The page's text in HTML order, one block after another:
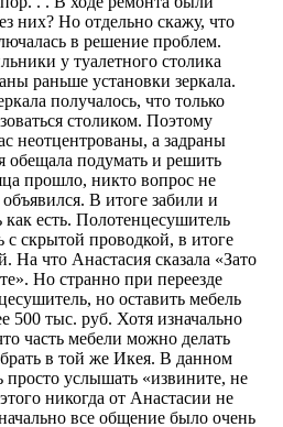
них? Но отдельно скажу, что
в решение проблем.
у туалетного столика
раньше установки зеркала.
получалось, что только
столиком. Поэтому
неотцентрованы, а задраны
обещала подумать и решить
прошло, никто вопрос не
В итоге забили и
есть. Полотенцесушитель
скрытой проводкой, в итоге
На что Анастасия сказала «Зато
Но странно при переезде
но оставить мебель
500 тыс. руб. Хотя изначально
часть мебели можно делать
в той же Икея. В данном
просто услышать «извините, не
никогда от Анастасии не
все общение было очень